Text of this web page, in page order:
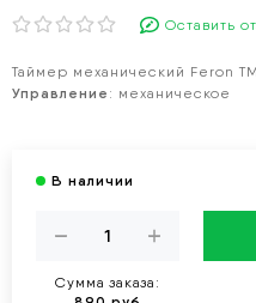
Оставить
Таймер механический Feron
Управление : механическое
Сумма заказа: